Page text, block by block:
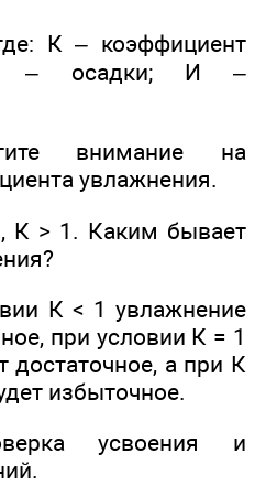
К – коэффициент
О – осадки; И –
внимание на
увлажнения.
К > 1. Каким бывает
К < 1 увлажнение
при условии К = 1
достаточное, а при К
избыточное.
усвоения и